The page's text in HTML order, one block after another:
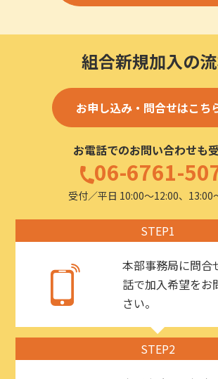
組合新規加入の
お申し込み・問合せはこち
お電話でのお問い合わせも
06-6761-
受付／平日 10:00〜12:00、13:00
STEP1
本部事務局に問合
話で加入希望をお
さい。
STEP2